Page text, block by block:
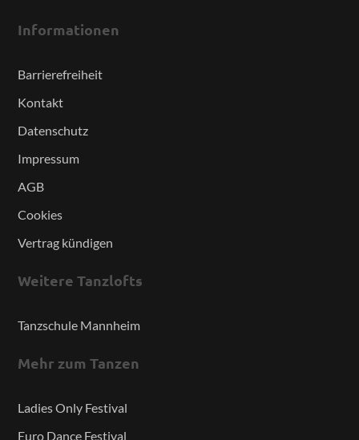
Informationen
Barrierefreiheit
Kontakt
Datenschutz
Impressum
AGB
Cookies
Vertrag kündigen
Weitere Tanzlofts
Tanzschule Mannheim
Mehr zum Tanzen
Ladies Only Festival
Euro Dance Festival